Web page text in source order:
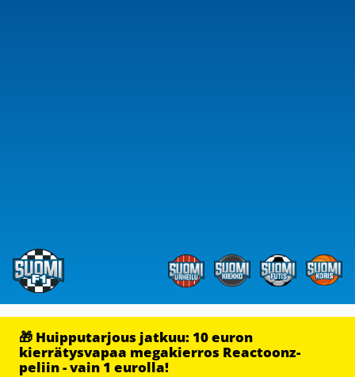
🎁 Huipputarjous jatkuu: 10 euron
kierrätysvapaa megakierros Reactoonz-
peliin - vain 1 eurolla!